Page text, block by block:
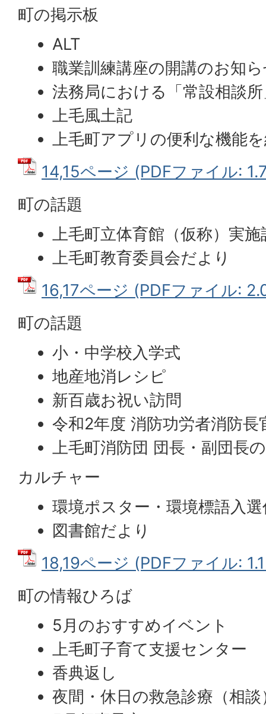
町の掲示板
ALT
職業訓練講座の開講のお知
法務局における「常設相談
上毛風土記
上毛町アプリの便利な機能
14,15ページ (PDFファイル:
町の話題
上毛町立体育館（仮称）実
上毛町教育委員会だより
16,17ページ (PDFファイル:
町の話題
小・中学校入学式
地産地消レシピ
新百歳お祝い訪問
令和2年度 消防功労者消防長
上毛町消防団 団長・副団長
カルチャー
環境ポスター・環境標語入
図書館だより
18,19ページ (PDFファイル:
町の情報ひろば
5月のおすすめイベント
上毛町子育て支援センター
香典返し
夜間・休日の救急診療（相談